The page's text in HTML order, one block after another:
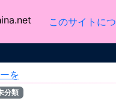
このサイトに
を
分類